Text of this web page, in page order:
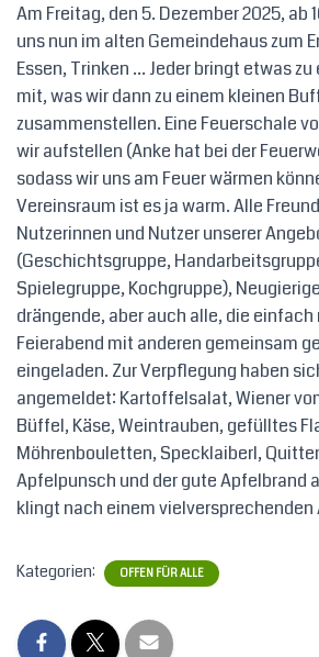
Am Freitag, den 5. Dezember 2025, ab
uns nun im alten Gemeindehaus zum
Essen, Trinken … Jeder bringt etwas
mit, was wir dann zu einem kleinen
zusammenstellen. Eine Feuerschale
wir aufstellen (Anke hat bei der
sodass wir uns am Feuer wärmen
Vereinsraum ist es ja warm. Alle
Nutzerinnen und Nutzer unserer
(Geschichtsgruppe,
Spielegruppe, Kochgruppe),
drängende, aber auch alle, die einfach
Feierabend mit anderen gemeinsam
eingeladen. Zur Verpflegung haben
angemeldet: Kartoffelsalat, Wiener
Büffel, Käse, Weintrauben, gefülltes
Möhrenbouletten, Specklaiberl,
Apfelpunsch und der gute Apfelbrand
klingt nach einem vielversprechenden
Kategorien: OFFEN FÜR ALLE